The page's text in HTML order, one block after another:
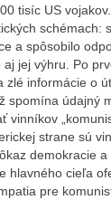
tisíc US
schémach:
a spôsobilo
jej výhru. Po
informácie o
spomína údajný
strane sú
demokracie
hlavného cieľa
pre